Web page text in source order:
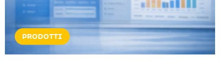
07 GENNAIO, 2025
ISOLUTIONS A ICE BARCELLONA